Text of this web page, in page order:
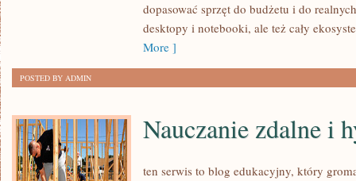
dopasować sprzęt do budżetu i do
desktopy i notebooki, ale też cały
More ]
POSTED BY ADMIN
Nauczanie zdalne i
ten serwis to blog edukacyjny, który